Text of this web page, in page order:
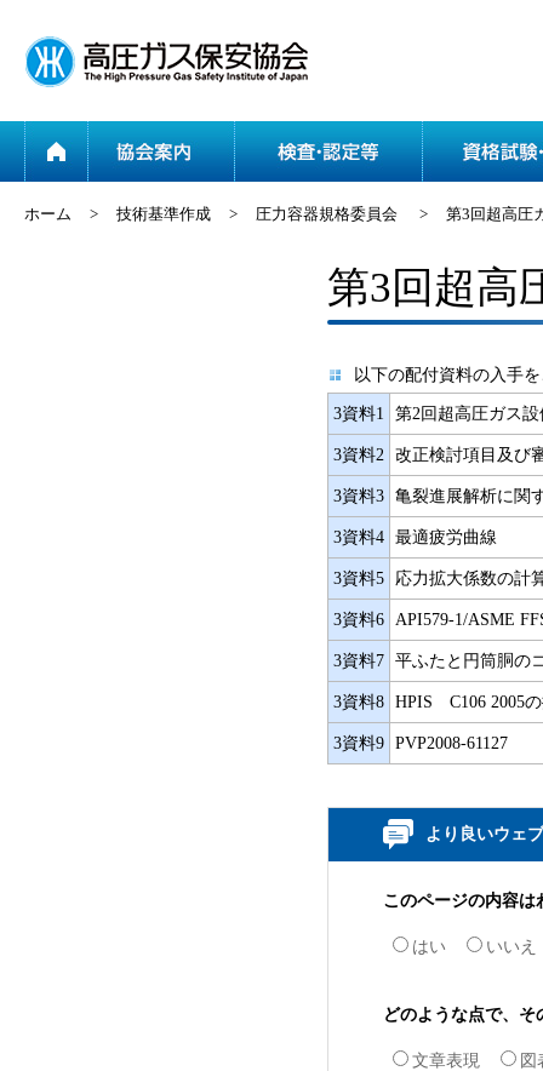
協会案内
ホーム > 技術基準作成 > 圧力容器規格委員会 > 第3回超高圧
第3回超
以下の配付資料の入手
3資料1 第2回超高圧ガス
3資料2 改正検討項目及び
3資料3 亀裂進展解析に関
3資料4 最適疲労曲線
3資料5 応力拡大係数の計
3資料6 API579-1/ASME
3資料7 平ふたと円筒胴の
3資料8 HPIS C106 2005
3資料9 PVP2008-61127
より良いウェ
このページの内容は
はい いいえ
どのような点で、
文章表現 図